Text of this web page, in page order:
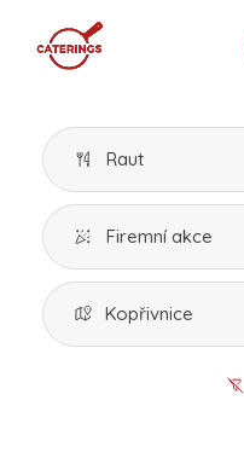
Raut
Firemní akce
Kopřivnice